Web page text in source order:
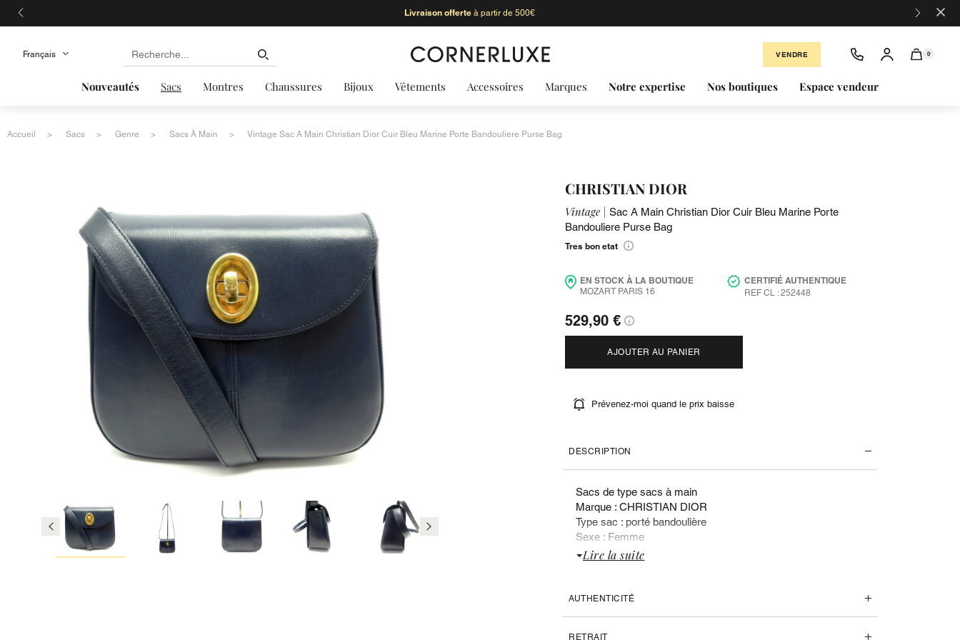
Livraison offerteà partir de 500€ ×
VENDRE 0
Nouveautés Sacs Montres Chaussures Bijoux Vêtements Accessoires Marques Notre expertise Nos boutiques Espace vendeur
Accueil Sacs Genre Sacs À Main Vintage Sac A Main Christian Dior Cuir Bleu Marine Porte Bandouliere Purse Bag
CHRISTIAN DIOR
Vintage |
Sac A Main Christian Dior Cuir Bleu Marine Porte
Bandouliere Purse Bag
Tres bon etat
EN STOCK À LA BOUTIQUE
MOZART PARIS 16
CERTIFIÉ AUTHENTIQUE
REF CL : 252448
529,90 €
AJOUTER AU PANIER
Prévenez-moi quand le prix baisse
DESCRIPTION
Sacs de type sacs à main
Marque : CHRISTIAN DIOR
Type sac : porté bandoulière
Sexe : Femme
Lire la suite
AUTHENTICITÉ
RETRAIT